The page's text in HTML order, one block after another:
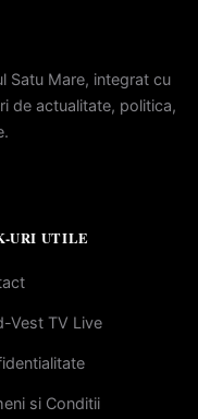
Satu Mare, integrat cu
de actualitate, politica,
URI UTILE
Vest TV Live
si Conditii